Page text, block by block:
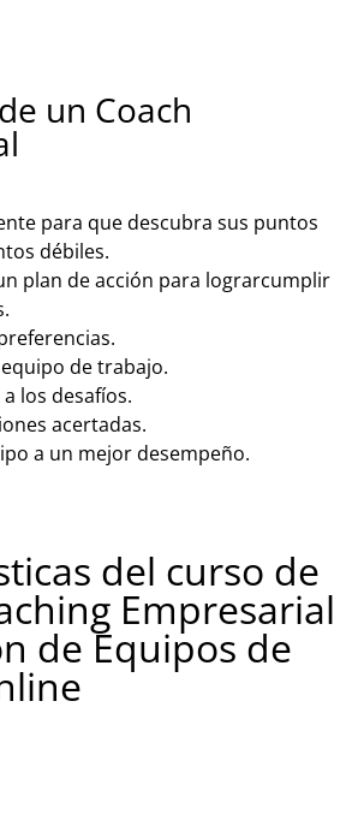
un Coach
para que descubra sus puntos
débiles.
plan de acción para lograrcumplir
de trabajo.
los desafíos.
acertadas.
a un mejor desempeño.
del curso de
Empresarial
de Equipos de